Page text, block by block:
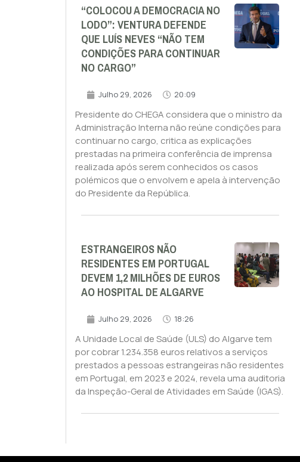
“COLOCOU A DEMOCRACIA NO
LODO”: VENTURA DEFENDE
QUE LUÍS NEVES “NÃO TEM
CONDIÇÕES PARA CONTINUAR
NO CARGO”
Julho 29, 2026 20:09
Presidente do CHEGA considera que o ministro da
Administração Interna não reúne condições para
continuar no cargo, critica as explicações
prestadas na primeira conferência de imprensa
realizada após serem conhecidos os casos
polémicos que o envolvem e apela à intervenção
do Presidente da República.
ESTRANGEIROS NÃO
RESIDENTES EM PORTUGAL
DEVEM 1,2 MILHÕES DE EUROS
AO HOSPITAL DE ALGARVE
Julho 29, 2026 18:26
A Unidade Local de Saúde (ULS) do Algarve tem
por cobrar 1.234.358 euros relativos a serviços
prestados a pessoas estrangeiras não residentes
em Portugal, em 2023 e 2024, revela uma auditoria
da Inspeção-Geral de Atividades em Saúde (IGAS).